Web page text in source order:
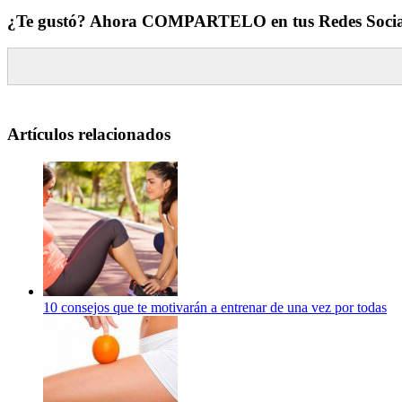
¿Te gustó? Ahora COMPARTELO en tus Redes
Artículos relacionados
10 consejos que te motivarán a entrenar de una vez por todas